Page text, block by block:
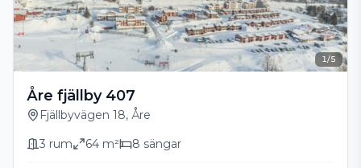
1/5
Åre fjällby 407
Fjällbyvägen 18, Åre
3 rum 64 m² 8 sängar